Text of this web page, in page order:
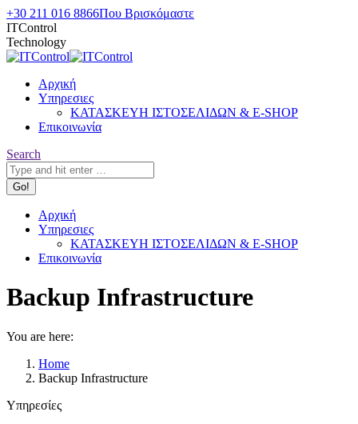
Skip
to
content
+30 211 016 8866Που Βρισκόμαστε
ITControl
Technology
Αρχική
Υπηρεσιες
ΚΑΤΑΣΚΕΥΗ ΙΣΤΟΣΕΛΙΔΩΝ & E-SHOP
Επικοινωνία
Search:
Search
Αρχική
Υπηρεσιες
ΚΑΤΑΣΚΕΥΗ ΙΣΤΟΣΕΛΙΔΩΝ & E-SHOP
Επικοινωνία
Backup Infrastructure
You are here:
Home
Backup Infrastructure
Υπηρεσίες